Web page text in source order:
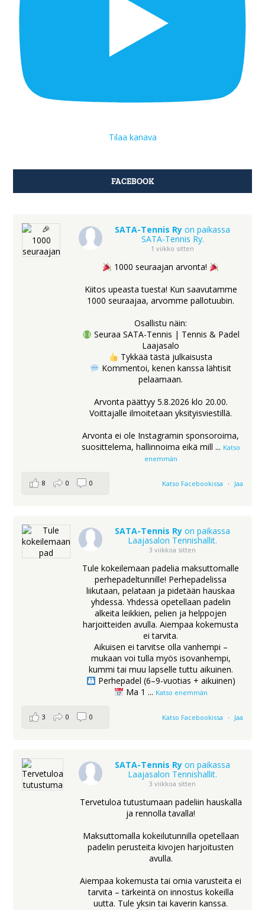
Tilaa kanava
FACEBOOK
SATA-Tennis Ryon paikassa
SATA-Tennis Ry.
1 viikko sitten
1000 seuraajan arvonta!
Kiitos upeasta tuesta! Kun saavutamme
1000 seuraajaa, arvomme pallotuubin.
Osallistu näin:
Seuraa SATA-Tennis | Tennis & Padel
Laajasalo
Tykkää tästä julkaisusta
Kommentoi, kenen kanssa lähtisit
pelaamaan.
Arvonta päättyy 5.8.2026 klo 20.00.
Voittajalle ilmoitetaan yksityisviestillä.
Arvonta ei ole Instagramin sponsoroima,
suosittelema, hallinnoima eikä mill ... Katso
enemmän
Katso Facebookissa · Jaa
8 0 0
SATA-Tennis Ryon paikassa
Laajasalon Tennishallit.
3 viikkoa sitten
Tule kokeilemaan padelia maksuttomalle
perhepadeltunnille! Perhepadelissa
liikutaan, pelataan ja pidetään hauskaa
yhdessä. Yhdessä opetellaan padelin
alkeita leikkien, pelien ja helppojen
harjoitteiden avulla. Aiempaa kokemusta
ei tarvita.
Aikuisen ei tarvitse olla vanhempi –
mukaan voi tulla myös isovanhempi,
kummi tai muu lapselle tuttu aikuinen.
Perhepadel (6–9-vuotias + aikuinen)
Ma 1 ... Katso enemmän
Katso Facebookissa · Jaa
3 0 0
SATA-Tennis Ryon paikassa
Laajasalon Tennishallit.
3 viikkoa sitten
Tervetuloa tutustumaan padeliin hauskalla
ja rennolla tavalla!
Maksuttomalla kokeilutunnilla opetellaan
padelin perusteita kivojen harjoitusten
avulla.
Aiempaa kokemusta tai omia varusteita ei
tarvita – tärkeintä on innostus kokeilla
uutta. Tule yksin tai kaverin kanssa.